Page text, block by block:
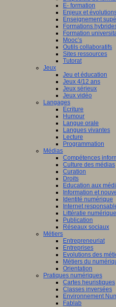
E- formation
Enjeux et
Enseignement
Formations
Formation
Mooc’s
Outils collaboratifs
Sites ressources
Tutorat
Jeux
Jeu et éducation
Jeux 4/12 ans
Jeux sérieux
Jeux vidéo
Langages
Ecriture
Humour
Langue orale
Langues vivantes
Lecture
Programmation
Médias
Compétences
Culture des médias
Curation
Droits
Education aux
Information et
Identité numérique
Internet
Littératie numérique
Publication
Réseaux sociaux
Métiers
Entrepreneuriat
Entreprises
Evolutions des
Métiers du
Orientation
Pratiques numériques
Cartes heuristiques
Classes inversées
Environnement
Fablab